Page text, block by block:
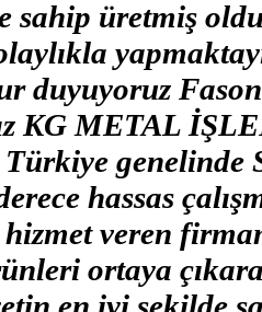
sahip üretmiş
duyuyoruz
KG METAL
Türkiye
hassas
veren
ortaya